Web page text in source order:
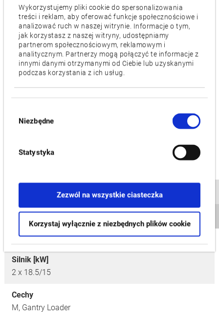
Wykorzystujemy pliki cookie do spersonalizowania
treści i reklam, aby oferować funkcje społecznościowe i
analizować ruch w naszej witrynie. Informacje o tym,
jak korzystasz z naszej witryny, udostępniamy
partnerom społecznościowym, reklamowym i
analitycznym. Partnerzy mogą połączyć te informacje z
innymi danymi otrzymanymi od Ciebie lub uzyskanymi
podczas korzystania z ich usług.
zgody
Niezbędne
Statystyka
Zezwól na wszystkie ciasteczka
Korzystaj wyłącznie z niezbędnych plików cookie
części mogą być automatycznie ładowane i rozładowywane.
Niezwykle kompaktowe rozmiary zwiększają wykorzystanie
powierzchni na hali. Popularny wariant "dwuwrzecionówki"
znacząco skraca czas cyklu.
Specyfikacja
Maks. średnica toczenia [mm]
Maks.długość toczenia [mm]
Prędkość wrzeciona [min-1]
Liczba narzędzi
2 x 12
Silnik [kW]
2 x 18.5/15
Cechy
M, Gantry Loader